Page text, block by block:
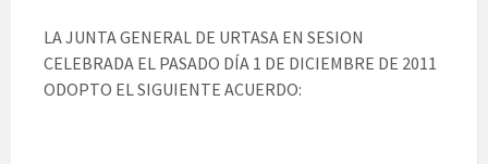
LA JUNTA GENERAL DE URTASA EN SESION
CELEBRADA EL PASADO DÍA 1 DE DICIEMBRE DE 2011
ODOPTO EL SIGUIENTE ACUERDO: